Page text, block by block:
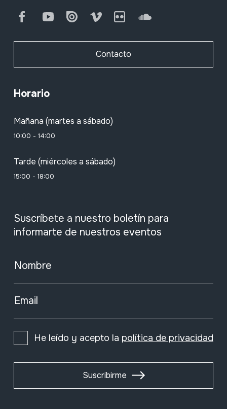
FacebookYoutube Issuu Vimeo Flickr SoundCloud
Contacto
Horario
Mañana (martes a sábado)
10:00 - 14:00
Tarde (miércoles a sábado)
15:00 - 18:00
Suscríbete a nuestro boletín para
informarte de nuestros eventos
Nombre
Email
He leído y acepto la política de privacidad
Suscribirme